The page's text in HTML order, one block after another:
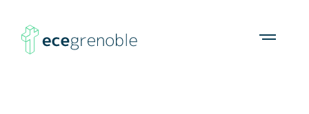
ECE
À propos Agenda RessourcesOpen